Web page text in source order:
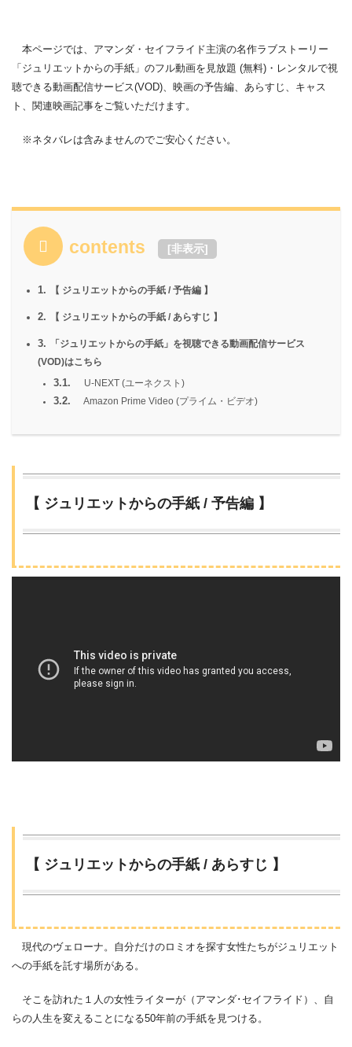
本ページでは、アマンダ・セイフライド主演の名作ラブストーリー
「ジュリエットからの手紙」のフル動画を見放題 (無料)・レンタルで視
聴できる動画配信サービス(VOD)、映画の予告編、あらすじ、キャス
ト、関連映画記事をご覧いただけます。
※ネタバレは含みませんのでご安心ください。
contents [非表示]
1. 【 ジュリエットからの手紙 / 予告編 】
2. 【 ジュリエットからの手紙 / あらすじ 】
3.
「ジュリエットからの手紙」を視聴できる動画配信サービス
(VOD)はこちら
3.1.
U-NEXT (ユーネクスト)
3.2. Amazon Prime Video (プライム・ビデオ)
【 ジュリエットからの手紙 / 予告編 】
【 ジュリエットからの手紙 / あらすじ 】
現代のヴェローナ。自分だけのロミオを探す女性たちがジュリエット
への手紙を託す場所がある。
そこを訪れた１人の女性ライターが（アマンダ･セイフライド）、自
らの人生を変えることになる50年前の手紙を見つける。